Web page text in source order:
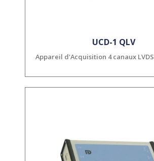
UCD-1 QLV
Appareil d'Acquisition 4 canaux LVDS